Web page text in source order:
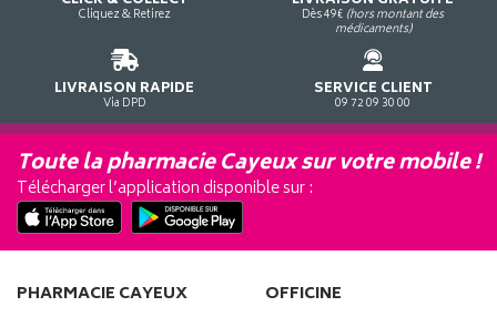
Cliquez & Retirez Dès 49€ (hors montant des
médicaments)
LIVRAISON RAPIDE
Via DPD
SERVICE CLIENT
09 72 09 30 00
Toute la pharmacie Cayeux sur votre mobile !
Télécharger l’application disponible sur :
PHARMACIE CAYEUX OFFICINE